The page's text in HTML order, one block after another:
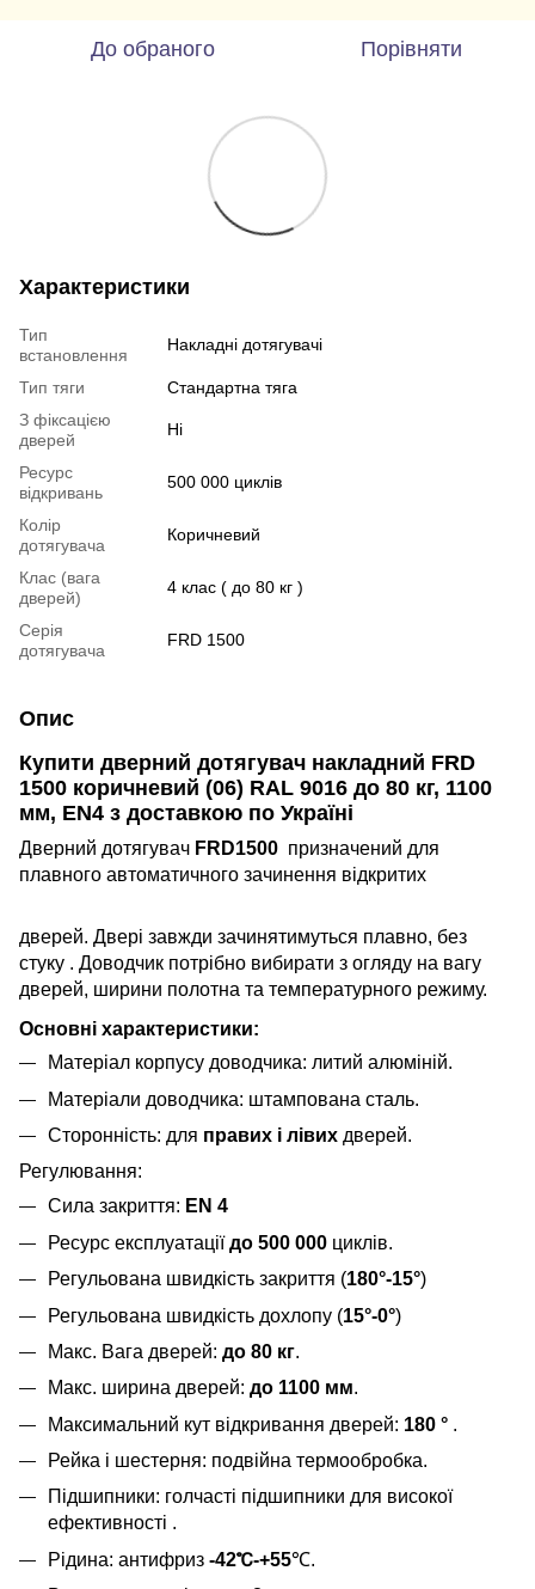
До обраного Порівняти
Характеристики
Тип
встановлення
Накладні дотягувачі
Тип тяги
Стандартна тяга
З фіксацією
дверей
Ні
Ресурс
відкривань
500 000 циклів
Колір
дотягувача
Коричневий
Клас (вага
дверей)
4 клас ( до 80 кг )
Серія
дотягувача
FRD 1500
Опис
Купити дверний дотягувач накладний FRD
1500 коричневий (06) RAL 9016 до 80 кг, 1100
мм, EN4 з доставкою по Україні
Дверний дотягувач FRD1500 призначений для
плавного автоматичного зачинення відкритих
дверей. Двері завжди зачинятимуться плавно, без
стуку . Доводчик потрібно вибирати з огляду на вагу
дверей, ширини полотна та температурного режиму.
Основні характеристики:
Матеріал корпусу доводчика: литий алюміній.
Матеріали доводчика: штампована сталь.
Сторонність: для правих і лівих дверей.
Регулювання:
Сила закриття: EN 4
Ресурс експлуатаціїдо 500 000 циклів.
Регульована швидкість закриття (180°-15°)
Регульована швидкість дохлопу (15°-0°)
Макс. Вага дверей: до 80 кг.
Макс. ширина дверей: до 1100 мм.
Максимальний кут відкривання дверей: 180 ° .
Рейка і шестерня: подвійна термообробка.
Підшипники: голчасті підшипники для високої
ефективності .
Рідина: антифриз -42℃-+55℃.